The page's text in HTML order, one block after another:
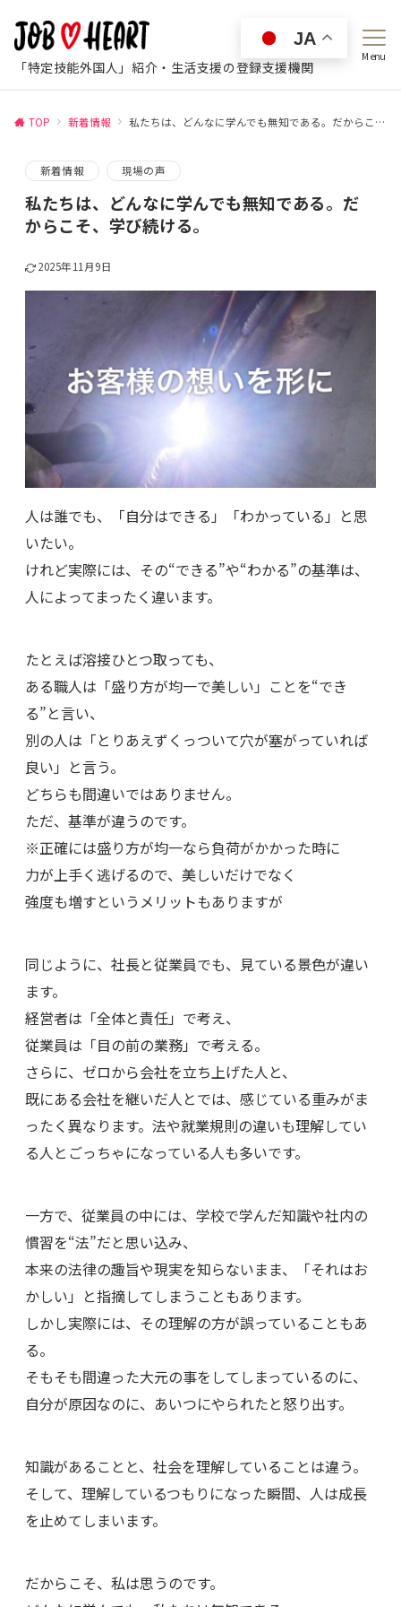
「特定技能外国人」紹介・生活支援の登録支援機関
Menu
TOP 新着情報 私たちは、どんなに学んでも無知である。だからこそ、学び続ける。
新着情報 現場の声
私たちは、どんなに学んでも無知である。だ
からこそ、学び続ける。
2025年11月9日
人は誰でも、「自分はできる」「わかっている」と思
いたい。
けれど実際には、その“できる”や“わかる”の基準は、
人によってまったく違います。
たとえば溶接ひとつ取っても、
ある職人は「盛り方が均一で美しい」ことを“でき
る”と言い、
別の人は「とりあえずくっついて穴が塞がっていれば
良い」と言う。
どちらも間違いではありません。
ただ、基準が違うのです。
※正確には盛り方が均一なら負荷がかかった時に
力が上手く逃げるので、美しいだけでなく
強度も増すというメリットもありますが
同じように、社長と従業員でも、見ている景色が違い
ます。
経営者は「全体と責任」で考え、
従業員は「目の前の業務」で考える。
さらに、ゼロから会社を立ち上げた人と、
既にある会社を継いだ人とでは、感じている重みがま
ったく異なります。法や就業規則の違いも理解してい
る人とごっちゃになっている人も多いです。
一方で、従業員の中には、学校で学んだ知識や社内の
慣習を“法”だと思い込み、
本来の法律の趣旨や現実を知らないまま、「それはお
かしい」と指摘してしまうこともあります。
しかし実際には、その理解の方が誤っていることもあ
る。
そもそも間違った大元の事をしてしまっているのに、
自分が原因なのに、あいつにやられたと怒り出す。
知識があることと、社会を理解していることは違う。
そして、理解しているつもりになった瞬間、人は成長
を止めてしまいます。
だからこそ、私は思うのです。
JA